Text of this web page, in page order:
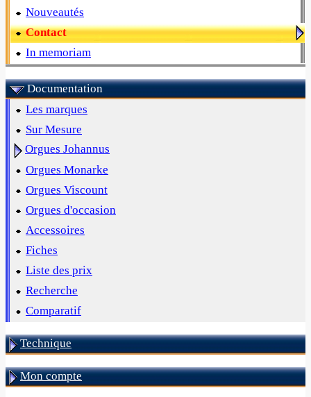
Nouveautés
Contact
In memoriam
Documentation
Les marques
Sur Mesure
Orgues Johannus
Orgues Monarke
Orgues Viscount
Orgues d'occasion
Accessoires
Fiches
Liste des prix
Recherche
Comparatif
Technique
Mon compte